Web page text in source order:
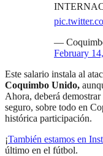
—
February
Este salario instala al
Coquimbo Unido,
Ahora, deberá
seguro, sobre todo en
histórica participación.
¡También estamos en
último en el fútbol.